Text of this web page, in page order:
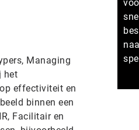
Managing
het
effectiviteit en
binnen een
Facilitair en